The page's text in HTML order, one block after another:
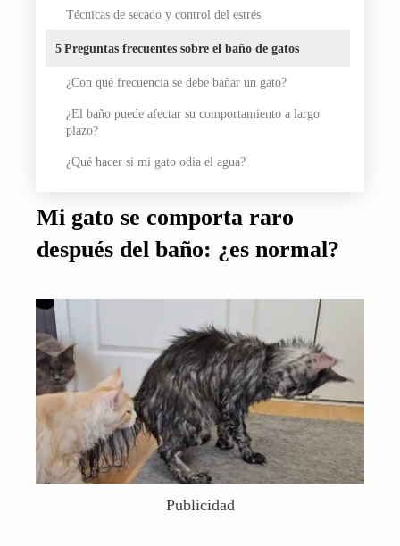
Técnicas de secado y control del estrés
5 Preguntas frecuentes sobre el baño de gatos
¿Con qué frecuencia se debe bañar un gato?
¿El baño puede afectar su comportamiento a largo
plazo?
¿Qué hacer si mi gato odia el agua?
Mi gato se comporta raro
después del baño: ¿es normal?
Publicidad